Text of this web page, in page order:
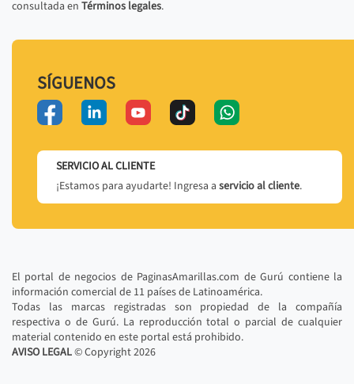
consultada en Términos legales.
SÍGUENOS
SERVICIO AL CLIENTE
¡Estamos para ayudarte! Ingresa a servicio al cliente.
El portal de negocios de PaginasAmarillas.com de Gurú contiene la
información comercial de 11 países de Latinoamérica.
Todas las marcas registradas son propiedad de la compañía
respectiva o de Gurú. La reproducción total o parcial de cualquier
material contenido en este portal está prohibido.
AVISO LEGAL© Copyright2026